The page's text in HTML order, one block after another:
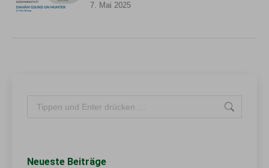
7. Mai 2025
Search:
Neueste Beiträge